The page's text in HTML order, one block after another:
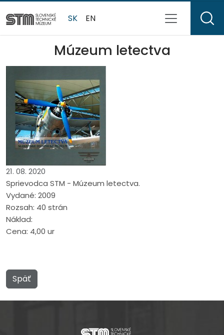
SK EN
Múzeum letectva
21. 08. 2020
Sprievodca STM - Múzeum letectva.
Vydané: 2009
Rozsah: 40 strán
Náklad:
Cena: 4,00 ur
Späť